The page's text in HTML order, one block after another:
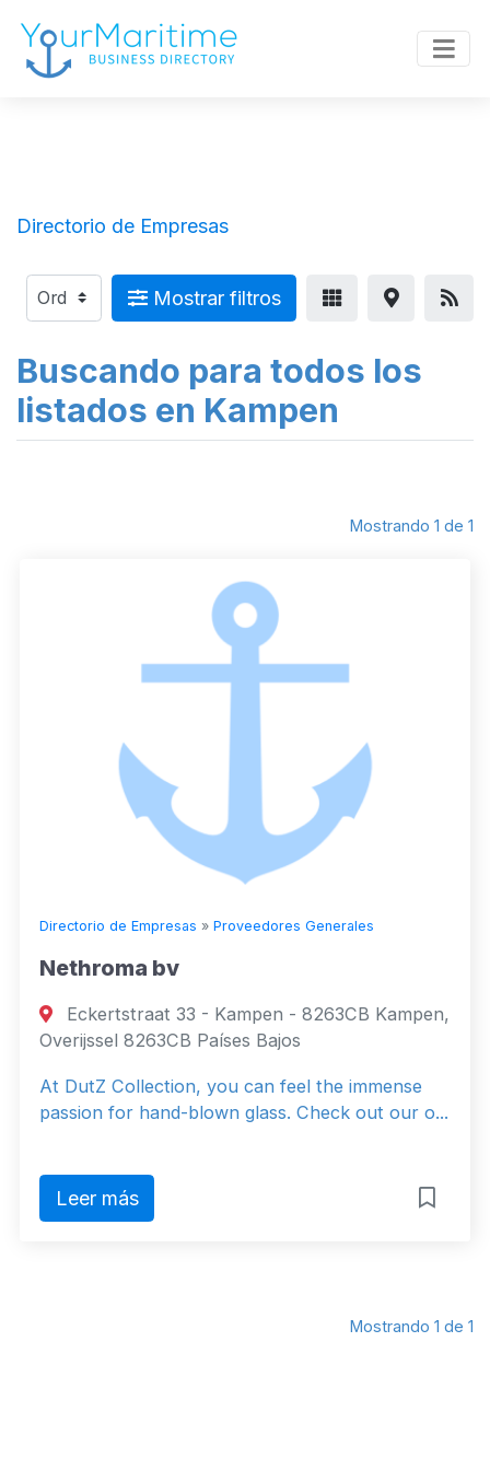
Directorio de Empresas
Mostrar filtros
Buscando para todos los
listados en Kampen
Mostrando 1 de 1
Directorio de Empresas » Proveedores Generales
Nethroma bv
Eckertstraat 33 - Kampen - 8263CB Kampen,
Overijssel 8263CB Países Bajos
At DutZ Collection, you can feel the immense
passion for hand-blown glass. Check out our o...
Leer más
Mostrando 1 de 1